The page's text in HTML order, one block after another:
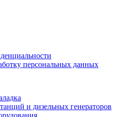
персональных данных
и дизельных генераторов